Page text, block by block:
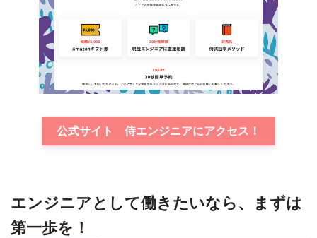
公式サイト 侍エンジニアにアクセス！
エンジニアとして働きたいなら、まずは
第一歩を！